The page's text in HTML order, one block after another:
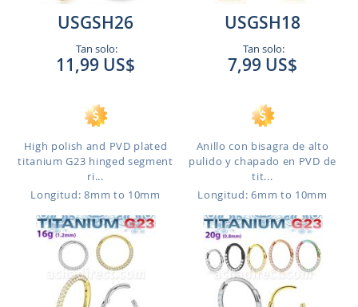
USGSH26
Tan solo:
11,99 US$
High polish and PVD plated
titanium G23 hinged segment
ri...
Longitud: 8mm to 10mm
USGSH18
Tan solo:
7,99 US$
Anillo con bisagra de alto
pulido y chapado en PVD de
tit...
Longitud: 6mm to 10mm